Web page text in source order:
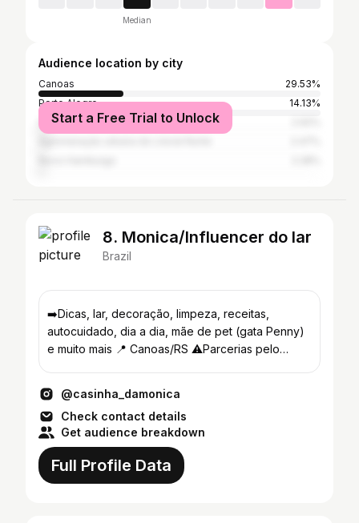
Median
Audience location by city
Canoas
29.53%
Porto Alegre
14.13%
São Paulo
Start a Free Trial to Unlock
8. Monica/Influencer do lar
Brazil
➡️Dicas, lar, decoração, limpeza, receitas,
autocuidado, dia a dia, mãe de pet (gata Penny)
e muito mais 📍 Canoas/RS ⚠️Parcerias pelo
@casinha_damonica
Check contact details
Get audience breakdown
Full Profile Data